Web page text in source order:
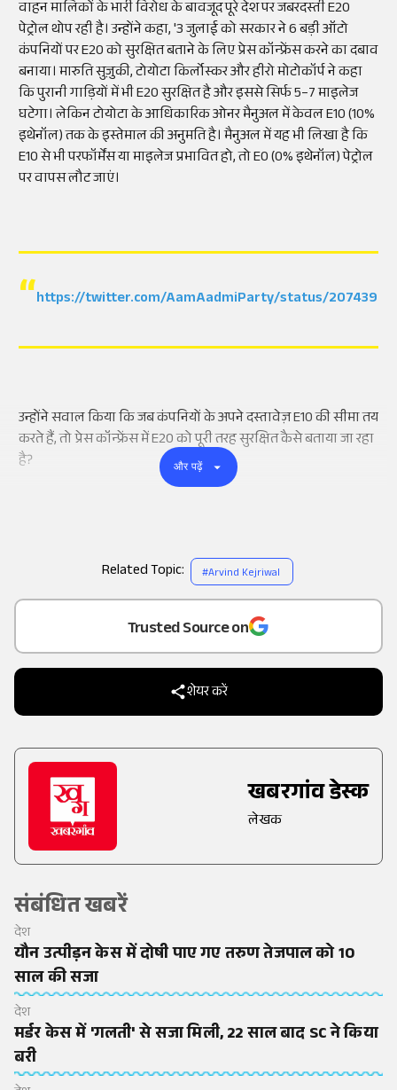
as a
Trusted Source on
शेयर करें
खबरगांव डेस्क
लेखक
संबंधित खबरें
देश
यौन उत्पीड़न केस में दोषी पाए गए तरुण तेजपाल को 10
साल की सजा
देश
मर्डर केस में 'गलती' से सजा मिली, 22 साल बाद SC ने किया
बरी
वाहन मालिकों के भारी विरोध के बावजूद पूरे देश पर जबरदस्ती E20
पेट्रोल थोप रही है। उन्होंने कहा, '3 जुलाई को सरकार ने 6 बड़ी ऑटो
कंपनियों पर E20 को सुरक्षित बताने के लिए प्रेस कॉन्फ्रेंस करने का दबाव
बनाया। मारुति सुज़ुकी, टोयोटा किर्लोस्कर और हीरो मोटोकॉर्प ने कहा
कि पुरानी गाड़ियों में भी E20 सुरक्षित है और इससे सिर्फ 5–7 माइलेज
घटेगा। लेकिन टोयोटा के आधिकारिक ओनर मैनुअल में केवल E10 (10%
इथेनॉल) तक के इस्तेमाल की अनुमति है। मैनुअल में यह भी लिखा है कि
E10 से भी परफॉर्मेंस या माइलेज प्रभावित हो, तो E0 (0% इथेनॉल) पेट्रोल
पर वापस लौट जाएं।
https://twitter.com/AamAadmiParty/status/
उन्होंने सवाल किया कि जब कंपनियों के अपने दस्तावेज़ E10 की सीमा तय
करते हैं, तो प्रेस कॉन्फ्रेंस में E20 को पूरी तरह सुरक्षित कैसे बताया जा रहा
है?
और पढ़ें
Related Topic: #Arvind Kejriwal